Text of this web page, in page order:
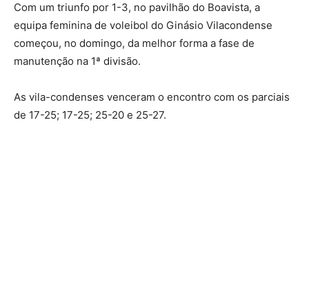
Com um triunfo por 1-3, no pavilhão do Boavista, a
equipa feminina de voleibol do Ginásio Vilacondense
começou, no domingo, da melhor forma a fase de
manutenção na 1ª divisão.
As vila-condenses venceram o encontro com os parciais
de 17-25; 17-25; 25-20 e 25-27.